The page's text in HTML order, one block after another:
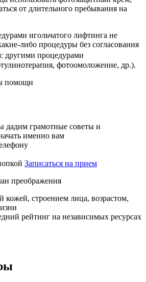
от длительного пребывания на
игольчатого лифтинга не
либо процедуры без согласования
другими процедурами
фотоомоложение, др.).
дадим грамотные советы и
именно вам
Записаться на прием
преображения
кожей, строением лица, возрастом,
рейтинг на независимых ресурсах